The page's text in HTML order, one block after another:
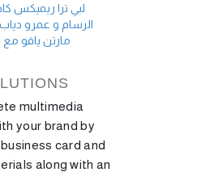
لبي ترا ريميكس
الرسام و عمرو
مارتن ياقو مع
multimedia
your brand by
card and
along with an